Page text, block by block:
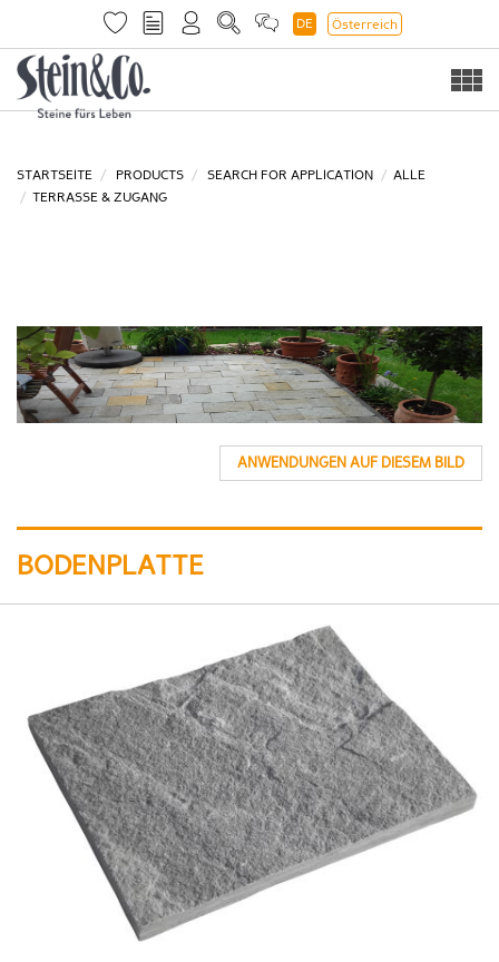
DE Österreich
STARTSEITE PRODUCTS SEARCH FOR APPLICATION
ALLE
TERRASSE & ZUGANG
ANWENDUNGEN AUF DIESEM BILD
BODENPLATTE